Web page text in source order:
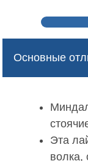
Основные
Эта
волка,